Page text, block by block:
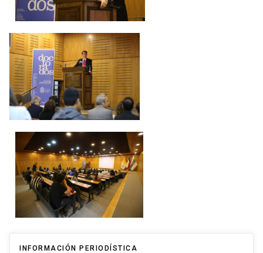
INFORMACIÓN PERIODÍSTICA